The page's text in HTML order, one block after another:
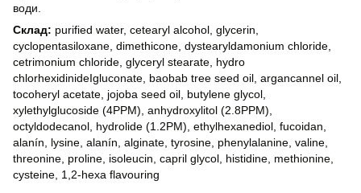
води.
Склад: purified water, cetearyl alcohol, glycerin,
cyclopentasiloxane, dimethicone, dystearyldamonium chloride,
cetrimonium chloride, glyceryl stearate, hydro
chlorhexidinideIgluconate, baobab tree seed oil, argancannel oil,
tocoheryl acetate, jojoba seed oil, butylene glycol,
xylethylglucoside (4PPM), anhydroxylitol (2.8PPM),
octyldodecanol, hydrolide (1.2PM), ethylhexanediol, fucoidan,
alanín, lysine, alanín, alginate, tyrosine, phenylalanine, valine,
threonine, proline, isoleucin, capril glycol, histidine, methionine,
cysteine, 1,2-hexa flavouring